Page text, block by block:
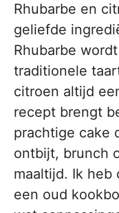
Rhubarbe en
geliefde
Rhubarbe
traditionele
citroen altijd
recept brengt
prachtige cake
ontbijt, brunch
maaltijd. Ik
een oud